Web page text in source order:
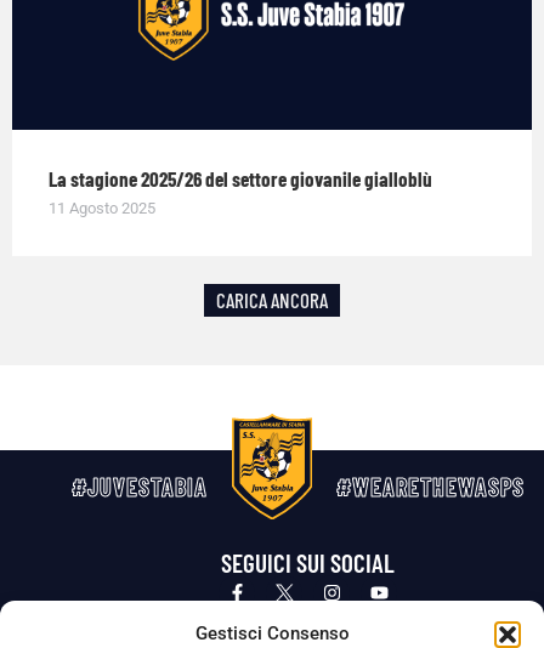
Gestisci Consenso
La stagione 2025/26 del settore giovanile gialloblù
11 Agosto 2025
CARICA ANCORA
#JUVESTABIA #WEARETHEWASPS
SEGUICI SUI SOCIAL
Privacy Policy Cookie Policy